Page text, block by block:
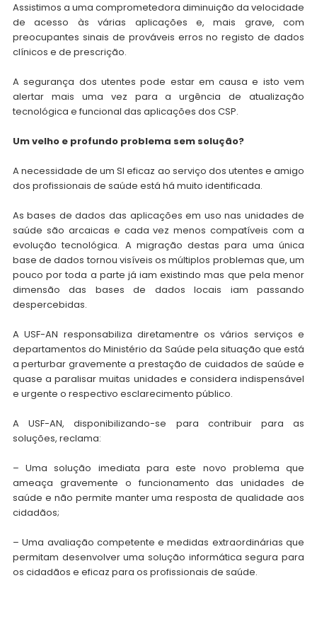
Assistimos a uma comprometedora diminuição da velocidade
de acesso às várias aplicações e, mais grave, com
preocupantes sinais de prováveis erros no registo de dados
clínicos e de prescrição.
A segurança dos utentes pode estar em causa e isto vem
alertar mais uma vez para a urgência de atualização
tecnológica e funcional das aplicações dos CSP.
Um velho e profundo problema sem solução?
A necessidade de um SI eficaz ao serviço dos utentes e amigo
dos profissionais de saúde está há muito identificada.
As bases de dados das aplicações em uso nas unidades de
saúde são arcaicas e cada vez menos compatíveis com a
evolução tecnológica. A migração destas para uma única
base de dados tornou visíveis os múltiplos problemas que, um
pouco por toda a parte já iam existindo mas que pela menor
dimensão das bases de dados locais iam passando
despercebidas.
A USF-AN responsabiliza diretamentre os vários serviços e
departamentos do Ministério da Saúde pela situação que está
a perturbar gravemente a prestação de cuidados de saúde e
quase a paralisar muitas unidades e considera indispensável
e urgente o respectivo esclarecimento público.
A USF-AN, disponibilizando-se para contribuir para as
soluções, reclama:
– Uma solução imediata para este novo problema que
ameaça gravemente o funcionamento das unidades de
saúde e não permite manter uma resposta de qualidade aos
cidadãos;
– Uma avaliação competente e medidas extraordinárias que
permitam desenvolver uma solução informática segura para
os cidadãos e eficaz para os profissionais de saúde.